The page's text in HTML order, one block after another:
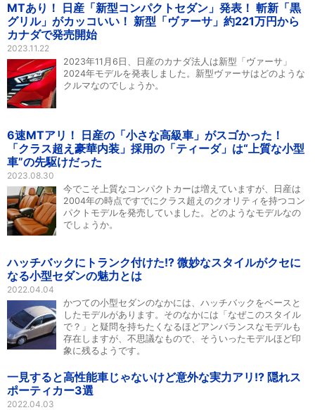
MTあり！ 日産「新型コンパクトセダン」発表！ 斬新「黒
グリル」がカッコいい！ 新型「ヴァーサ」約221万円から
カナダで発売開始
2023.11.22
2023年11月6日、日産のカナダ法人は新型「ヴァーサ」
2024年モデルを発表しました。新型ヴァーサはどのような
クルマなのでしょうか。
6速MTアリ！ 日産の「小さな高級車」がスゴかった！
「クラス超え豪華内装」採用の「ティーダ」は“上質な小型
車”の先駆けだった
2023.08.30
今でこそ上質なコンパクトカーは増えていますが、日産は
2004年の時点ですでにクラス超えのクオリティを持つコン
パクトモデルを発売していました。どのようなモデルなの
でしょうか。
ハッチバックにトランク付けた!? 微妙なスタイルがクセに
なる小型セダンの魅力とは
2022.04.04
かつての小型セダンのなかには、ハッチバックをベースと
したモデルがあります。そのなかには「なぜこのスタイル
で？」と疑問を持ちたくなるほどアンバランスなモデルも
存在しますが、不思議なもので、そういったモデルほど印
象に残るようです。
一見すると高性能車じゃないけど意外な実力アリ!? 隠れス
ポーティカー3選
2022.04.03